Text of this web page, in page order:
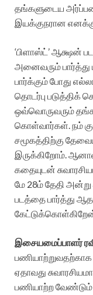
தங்களுடைய
இயக்குநரான
‘பிளாஸ்ட்’ ஆக்ஷன்
அனைவரும் பார்த்து
பார்க்கும் போது
தொடர்பு படுத்திக்
ஒவ்வொருவரும்
கொள்வார்கள். நம்
சமூகத்திற்கு
இருக்கிறோம்.
கதையுடன்
மே 28ம் தேதி
படத்தை பார்த்து
இசையமைப்பாளர்
ஏதாவது
பணியாற்ற